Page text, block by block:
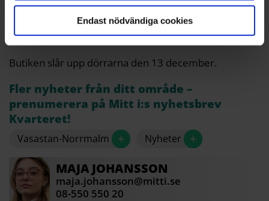
Endast nödvändiga cookies
börjar vi bli en global ikon i godisvärlden. Vi tror och
hoppas att den här butiken blir ett måste när man
besöker Stockholm.
Butiken slår upp dörrarna den 13 december.
Fler nyheter från ditt område –
prenumerera på Mitt i:s nyhetsbrev
Kvarteret!
Vasastan-Norrmalm + Nyheter +
MAJA JOHANSSON
maja.johansson@mitti.se
08-550 550 20